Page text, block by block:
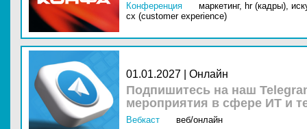
Конференция маркетинг, hr (кадры),
cx (customer experience)
01.01.2027 | Онлайн
Подпишитесь на наш
мероприятия в сфере ИТ и
Вебкаст веб/онлайн